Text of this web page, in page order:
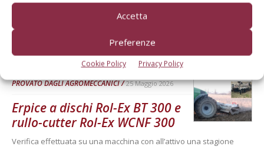
Accetta
Preferenze
Cookie Policy Privacy Policy
McCormick X8.631 VT-Drive
Verifica effettuata su una macchina con all’attivo 300 ore
PROVATO DAGLI AGROMECCANICI 25 Maggio 2026
Erpice a dischi Rol-Ex BT 300 e
rullo-cutter Rol-Ex WCNF 300
Verifica effettuata su una macchina con all’attivo una stagione